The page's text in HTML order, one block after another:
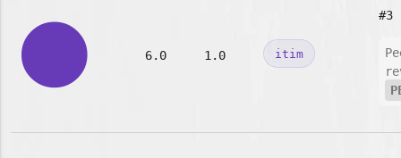
🌑 6.0 1.0 itim
#3